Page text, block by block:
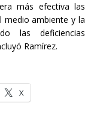
más efectiva las
medio ambiente y la
las deficiencias
Ramírez.
X